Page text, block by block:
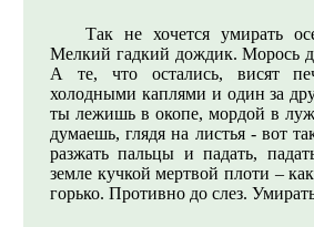
Так не хочется умирать
Мелкий гадкий дождик. Морось
А те, что остались, висят
холодными каплями и один за
ты лежишь в окопе, мордой в
думаешь, глядя на листья - вот
разжать пальцы и падать,
земле кучкой мертвой плоти –
горько. Противно до слез.